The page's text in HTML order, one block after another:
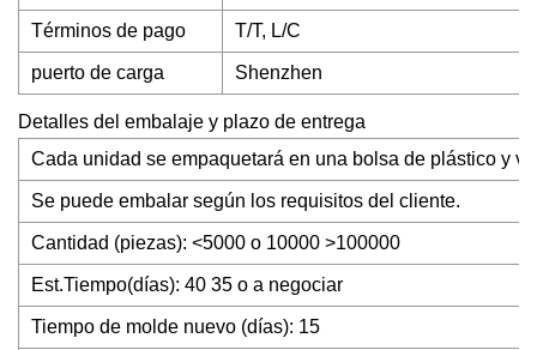
Términos de pago T/T, L/C
puerto de carga Shenzhen
Detalles del embalaje y plazo de entrega
Cada unidad se empaquetará en una bolsa de plástico y
Se puede embalar según los requisitos del cliente.
Cantidad (piezas): <5000 o 10000 >100000
Est.Tiempo(días): 40 35 o a negociar
Tiempo de molde nuevo (días): 15